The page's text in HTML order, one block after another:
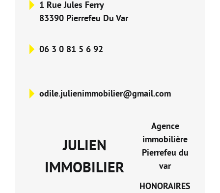
1 Rue Jules Ferry
83390 Pierrefeu Du Var
06 3 0 81 5 6 92
odile.julienimmobilier@gmail.com
JULIEN
IMMOBILIER
Agence
immobilière
Pierrefeu du
var
HONORAIRES